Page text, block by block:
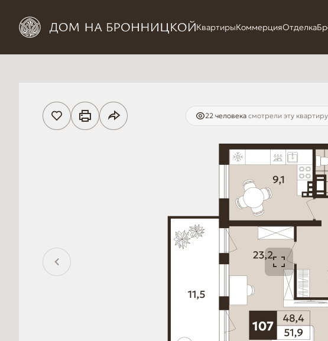
КвартирыКоммерцияОтделка
22 человекa смотрели эту квартиру